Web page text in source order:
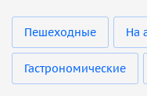
Пешеходные На
Гастрономические